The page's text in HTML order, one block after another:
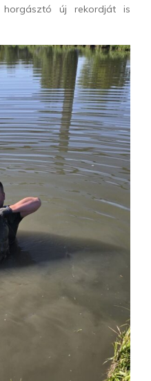
új rekordját is